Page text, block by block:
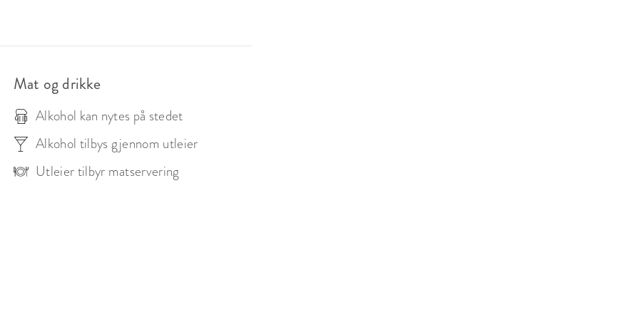
er en kontorpark som eies av
til et møtesenter med fokus på digitale
å gi deg og dere en perfekt
Mat og drikke
Alkohol kan nytes på stedet
Alkohol tilbys gjennom utleier
Utleier tilbyr matservering